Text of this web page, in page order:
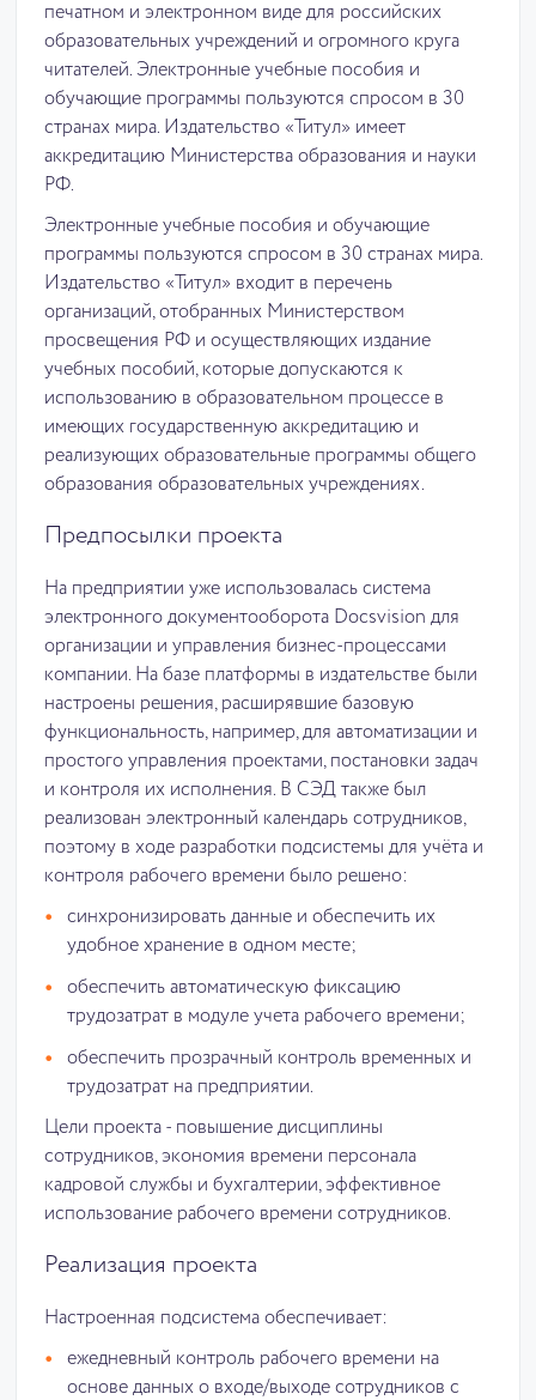
печатном и электронном виде для российских
образовательных учреждений и огромного круга
читателей. Электронные учебные пособия и
обучающие программы пользуются спросом в 30
странах мира. Издательство «Титул» имеет
аккредитацию Министерства образования и науки
РФ.
Электронные учебные пособия и обучающие
программы пользуются спросом в 30 странах мира.
Издательство «Титул» входит в перечень
организаций, отобранных Министерством
просвещения РФ и осуществляющих издание
учебных пособий, которые допускаются к
использованию в образовательном процессе в
имеющих государственную аккредитацию и
реализующих образовательные программы общего
образования образовательных учреждениях.
Предпосылки проекта
На предприятии уже использовалась система
электронного документооборота Docsvision для
организации и управления бизнес-процессами
компании. На базе платформы в издательстве были
настроены решения, расширявшие базовую
функциональность, например, для автоматизации и
простого управления проектами, постановки задач
и контроля их исполнения. В СЭД также был
реализован электронный календарь сотрудников,
поэтому в ходе разработки подсистемы для учёта и
контроля рабочего времени было решено:
синхронизировать данные и обеспечить их
удобное хранение в одном месте;
обеспечить автоматическую фиксацию
трудозатрат в модуле учета рабочего времени;
обеспечить прозрачный контроль временных и
трудозатрат на предприятии.
Цели проекта - повышение дисциплины
сотрудников, экономия времени персонала
кадровой службы и бухгалтерии, эффективное
использование рабочего времени сотрудников.
Реализация проекта
Настроенная подсистема обеспечивает:
ежедневный контроль рабочего времени на
основе данных о входе/выходе сотрудников с